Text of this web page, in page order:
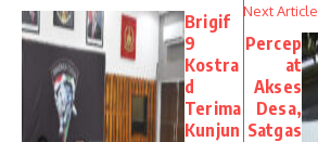
Brigif
9
Kostra
d
Terima
Kunjun
Next Article
Percep
at
Akses
Desa,
Satgas